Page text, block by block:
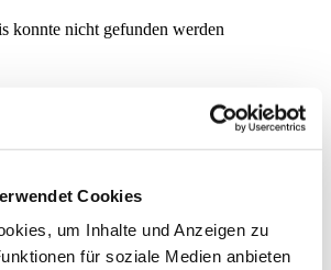
Cookies
um Inhalte und Anzeigen zu
für soziale Medien anbieten